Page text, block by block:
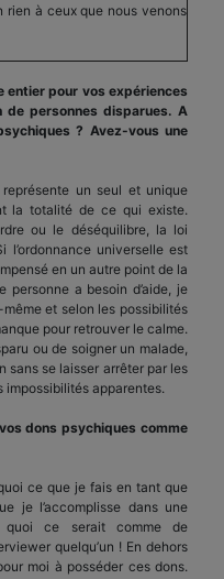
rien à ceux que nous venons
entier pour vos expériences
personnes disparues. A
? Avez-vous une
représente un seul et unique
la totalité de ce qui existe.
ou le déséquilibre, la loi
l’ordonnance universelle est
en un autre point de la
a besoin d’aide, je
et selon les possibilités
pour retrouver le calme.
ou de soigner un malade,
sans se laisser arrêter par les
impossibilités apparentes.
dons psychiques comme
ce que je fais en tant que
je l’accomplisse dans une
quoi ce serait comme de
quelqu’un ! En dehors
moi à posséder ces dons.